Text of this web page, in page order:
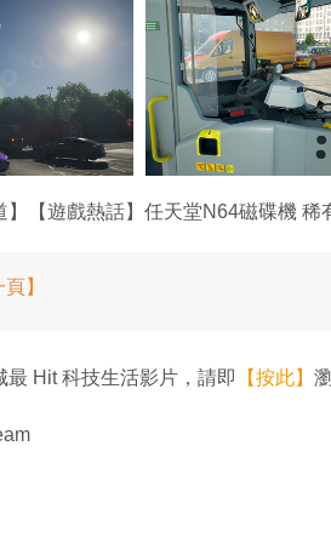
】【遊戲熱話】任天堂N64磁碟機 稀
頁】
最 Hit 科技生活影片，請即 【按此】